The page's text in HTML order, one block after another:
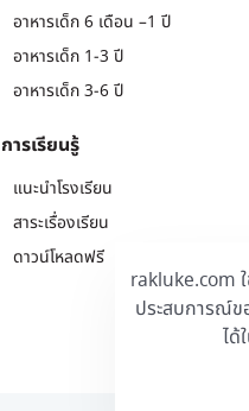
rakluke.com
ประสบการณ์ข
ได้
อาหารเด็ก 6 เดือน –1 ปี
อาหารเด็ก 1-3 ปี
อาหารเด็ก 3-6 ปี
การเรียนรู้
แนะนำโรงเรียน
สาระเรื่องเรียน
ดาวน์โหลดฟรี